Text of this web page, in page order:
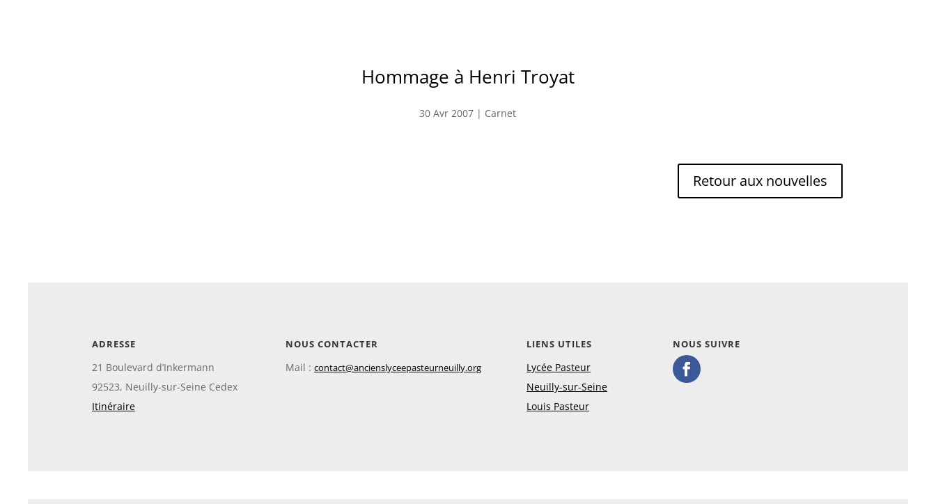
Hommage à Henri Troyat
30 Avr 2007 | Carnet
Retour aux nouvelles
ADRESSE
21 Boulevard d’Inkermann
92523, Neuilly-sur-Seine Cedex
Itinéraire
NOUS CONTACTER
Mail :contact@ancienslyceepasteurneuilly.org
LIENS UTILES
Lycée Pasteur
Neuilly-sur-Seine
Louis Pasteur
NOUS SUIVRE